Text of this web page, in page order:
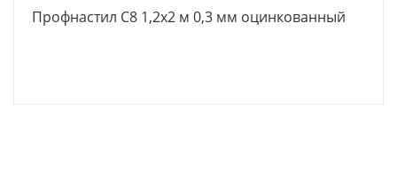
Профнастил С8 1,2х2 м 0,3 мм оцинкованный